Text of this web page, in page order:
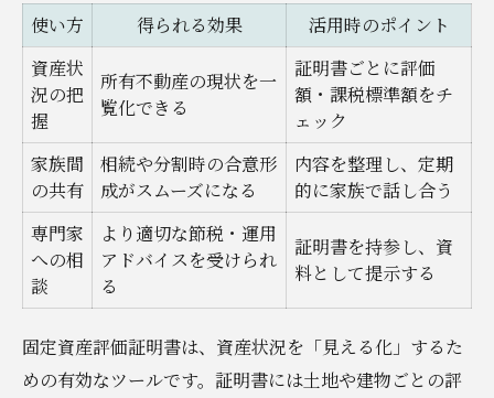
使い方 得られる効果
活用時のポイント
資産状
況の把
握
所有不動産の現状を一
覧化できる
証明書ごとに評価
額・課税標準額をチ
ェック
家族間
の共有
相続や分割時の合意形
成がスムーズになる
内容を整理し、定期
的に家族で話し合う
専門家
への相
談
より適切な節税・運用
アドバイスを受けられ
る
証明書を持参し、資
料として提示する
固定資産評価証明書は、資産状況を「見える化」するた
めの有効なツールです。証明書には土地や建物ごとの評